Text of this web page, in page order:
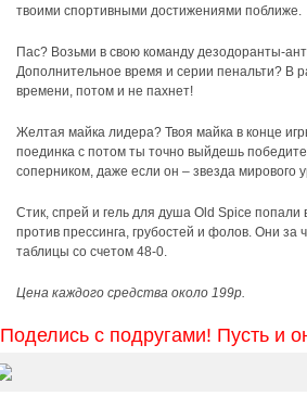
твоими спортивными достижениями поближе.
Пас? Возьми в свою команду дезодоранты-
Дополнительное время и серии пенальти? В
времени, потом и не пахнет!
Желтая майка лидера? Твоя майка в конце
поединка с потом ты точно выйдешь
соперником, даже если он – звезда мирового
Стик, спрей и гель для душа Old Spice
против прессинга, грубостей и фолов. Они за
таблицы со счетом 48-0.
Цена каждого средства около 199р.
Поделись с подругами! Пусть и